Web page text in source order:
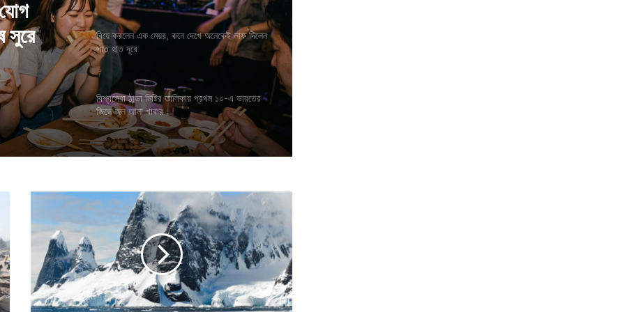
যোগ
সুরে
বিয়ে করলেন এক মেয়র, কনে দেখে অনেকেই লাফ দিলেন
সাত হাত দূরে
বিশ্বসেরা ঠান্ডা মিষ্টির তালিকায় প্রথম ১০-এ ভারতের
জিভে জল আনা খাবার
গ
এ
ম